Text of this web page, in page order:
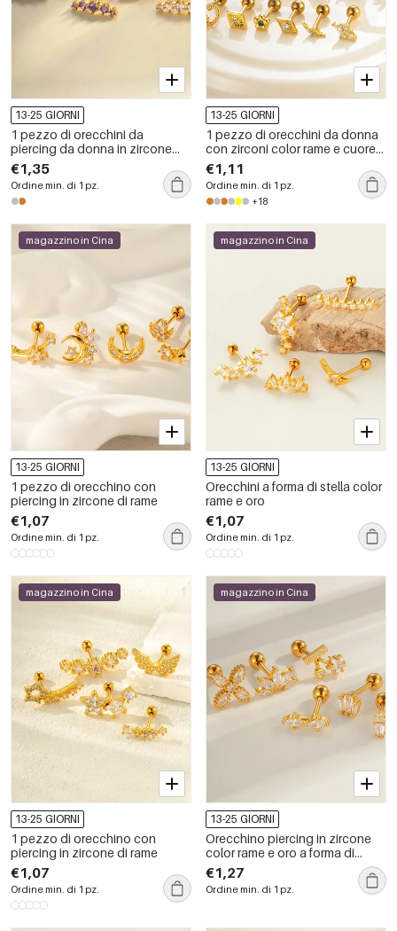
13-25 GIORNI
1 pezzo di orecchini da
piercing da donna in zircone
color rame e oro, di forma
rotonda e decorata
€1,35
Ordine min. di 1 pz.
13-25 GIORNI
1 pezzo di orecchini da donna
con zirconi color rame e cuore
semplice, serie semplice
€1,11
Ordine min. di 1 pz.
+18
magazzino in Cina
13-25 GIORNI
1 pezzo di orecchino con
piercing in zircone di rame
€1,07
Ordine min. di 1 pz.
magazzino in Cina
13-25 GIORNI
Orecchini a forma di stella color
rame e oro
€1,07
Ordine min. di 1 pz.
magazzino in Cina
13-25 GIORNI
1 pezzo di orecchino con
piercing in zircone di rame
€1,07
Ordine min. di 1 pz.
magazzino in Cina
13-25 GIORNI
Orecchino piercing in zircone
color rame e oro a forma di
stella, 1 pezzo
€1,27
Ordine min. di 1 pz.